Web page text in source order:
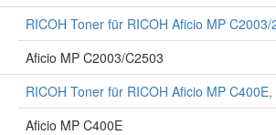
RICOH Toner für RICOH Aficio MP
Aficio MP C2003/C2503
RICOH Toner für RICOH Aficio MP
Aficio MP C400E